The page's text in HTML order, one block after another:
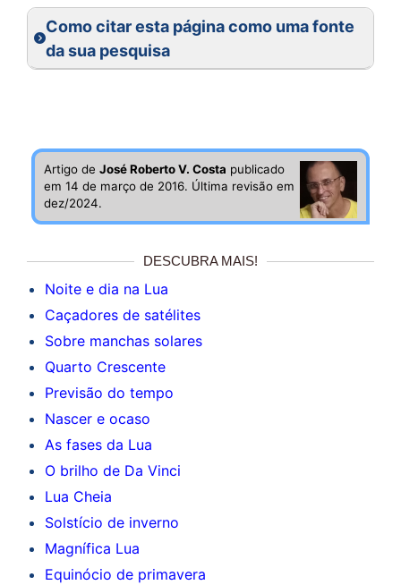
Como citar esta página como uma fonte
da sua pesquisa
Artigo deJosé Roberto V. Costa publicado
em 14 de março de 2016. Última revisão em
dez/2024.
DESCUBRA MAIS!
Noite e dia na Lua
Caçadores de satélites
Sobre manchas solares
Quarto Crescente
Previsão do tempo
Nascer e ocaso
As fases da Lua
O brilho de Da Vinci
Lua Cheia
Solstício de inverno
Magnífica Lua
Equinócio de primavera